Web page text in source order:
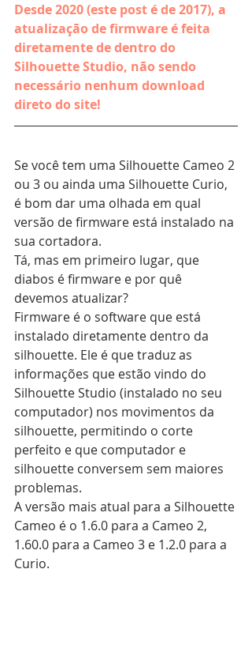
Desde 2020 (este post é de 2017), a
atualização de firmware é feita
diretamente de dentro do
Silhouette Studio, não sendo
necessário nenhum download
direto do site!
Se você tem uma Silhouette Cameo 2
ou 3 ou ainda uma Silhouette Curio,
é bom dar uma olhada em qual
versão de firmware está instalado na
sua cortadora.
Tá, mas em primeiro lugar, que
diabos é firmware e por quê
devemos atualizar?
Firmware é o software que está
instalado diretamente dentro da
silhouette. Ele é que traduz as
informações que estão vindo do
Silhouette Studio (instalado no seu
computador) nos movimentos da
silhouette, permitindo o corte
perfeito e que computador e
silhouette conversem sem maiores
problemas.
A versão mais atual para a Silhouette
Cameo é o 1.6.0 para a Cameo 2,
1.60.0 para a Cameo 3 e 1.2.0 para a
Curio.